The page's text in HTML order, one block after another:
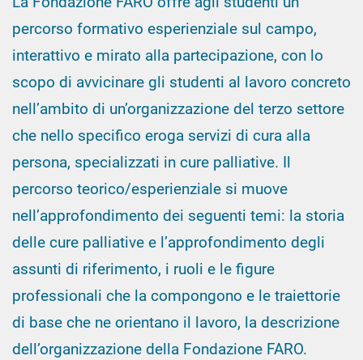
percorso formativo esperienziale sul campo,
interattivo e mirato alla partecipazione, con lo
scopo di avvicinare gli studenti al lavoro concreto
nell’ambito di un’organizzazione del terzo settore
che nello specifico eroga servizi di cura alla
persona, specializzati in cure palliative. Il
percorso teorico/esperienziale si muove
nell’approfondimento dei seguenti temi: la storia
delle cure palliative e l’approfondimento degli
assunti di riferimento, i ruoli e le figure
professionali che la compongono e le traiettorie
di base che ne orientano il lavoro, la descrizione
dell’organizzazione della Fondazione FARO.